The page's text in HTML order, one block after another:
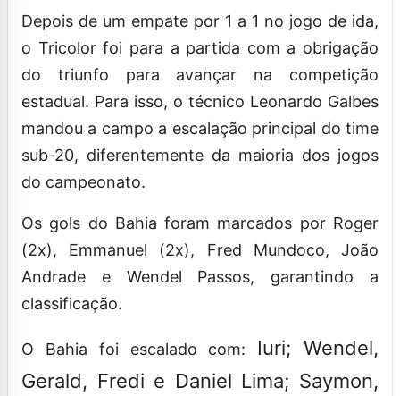
Depois de um empate por 1 a 1 no jogo de ida,
o Tricolor foi para a partida com a obrigação
do triunfo para avançar na competição
estadual. Para isso, o técnico Leonardo Galbes
mandou a campo a escalação principal do time
sub-20, diferentemente da maioria dos jogos
do campeonato.
Os gols do Bahia foram marcados por Roger
(2x), Emmanuel (2x), Fred Mundoco, João
Andrade e Wendel Passos, garantindo a
classificação.
O Bahia foi escalado com: Iuri; Wendel,
Gerald, Fredi e Daniel Lima; Saymon,